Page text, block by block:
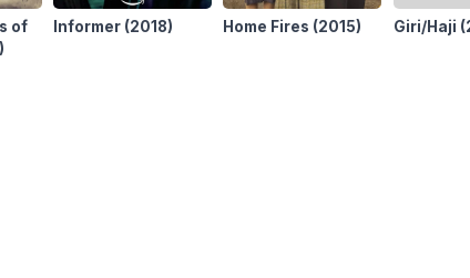
of
Informer (2018) Home Fires (2015) Giri/Haji